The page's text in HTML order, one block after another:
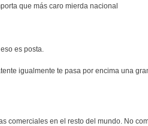
que más caro mierda nacional
es posta.
igualmente te pasa por encima una
comerciales en el resto del mundo. No